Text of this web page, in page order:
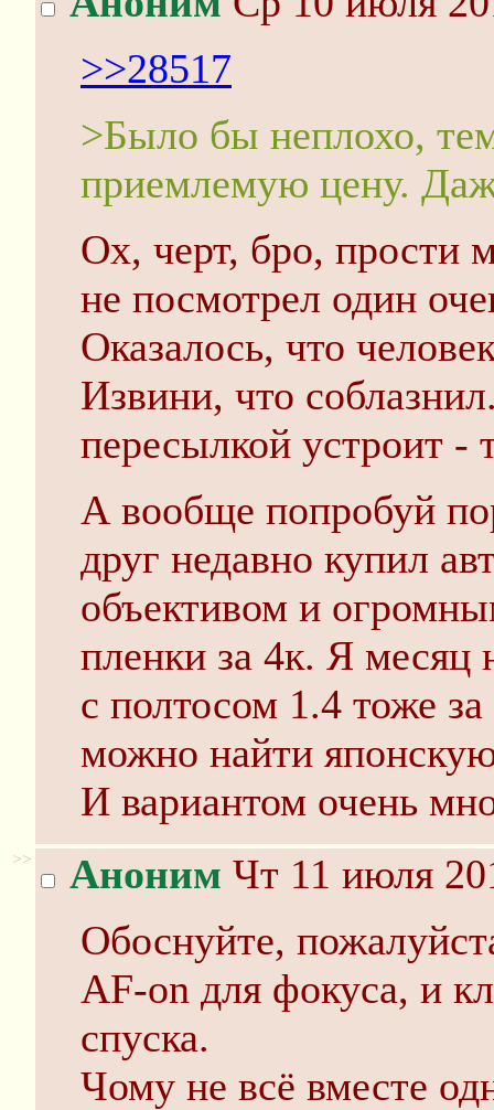
>>28517
>Было бы неплохо,
приемлемую цену.
Ох, черт, бро, прости
не посмотрел один
Оказалось, что
Извини, что
пересылкой устроит -
А вообще попробуй
друг недавно купил
объективом и
пленки за 4к. Я
с полтосом 1.4 тоже
можно найти
И вариантом очень
>> Аноним Чт 11 июля
Обоснуйте,
AF-on для фокуса, и
спуска.
Чому не всё вместе